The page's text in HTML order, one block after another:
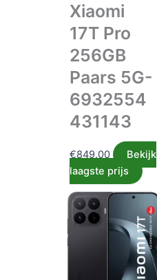
Xiaomi
17T Pro
256GB
Paars 5G-
6932554
431143
€849.00
Bekijk
laagste prijs